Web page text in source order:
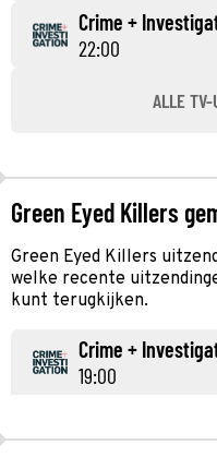
Crime +
22:00
ALLE TV-
Green Eyed Killers
Green Eyed Killers
welke recente
kunt terugkijken.
Crime +
19:00